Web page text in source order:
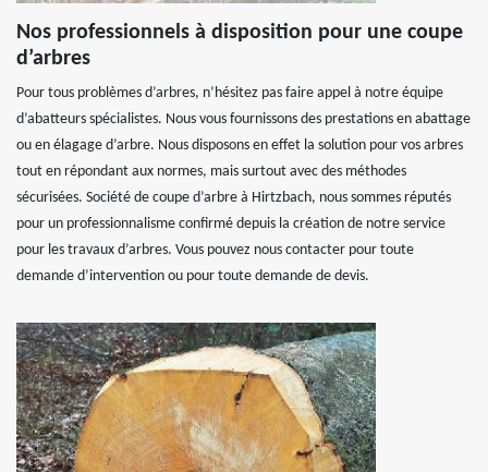
Nos professionnels à disposition pour une coupe
d’arbres
Pour tous problèmes d’arbres, n’hésitez pas faire appel à notre équipe
d’abatteurs spécialistes. Nous vous fournissons des prestations en abattage
ou en élagage d’arbre. Nous disposons en effet la solution pour vos arbres
tout en répondant aux normes, mais surtout avec des méthodes
sécurisées. Société de coupe d’arbre à Hirtzbach, nous sommes réputés
pour un professionnalisme confirmé depuis la création de notre service
pour les travaux d’arbres. Vous pouvez nous contacter pour toute
demande d’intervention ou pour toute demande de devis.